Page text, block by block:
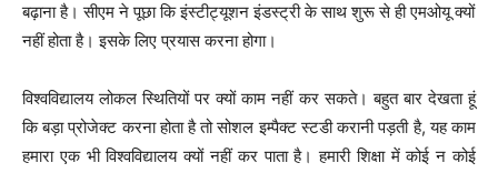
बढ़ाना है। सीएम ने पूछा कि इंस्टीट्यूशन इंडस्ट्री के साथ शुरू से ही एमओयू क्यों
नहीं होता है। इसके लिए प्रयास करना होगा।
विश्वविद्यालय लोकल स्थितियों पर क्यों काम नहीं कर सकते। बहुत बार देखता हूं
कि बड़ा प्रोजेक्ट करना होता है तो सोशल इम्पैक्ट स्टडी करानी पड़ती है, यह काम
हमारा एक भी विश्वविद्यालय क्यों नहीं कर पाता है। हमारी शिक्षा में कोई न कोई